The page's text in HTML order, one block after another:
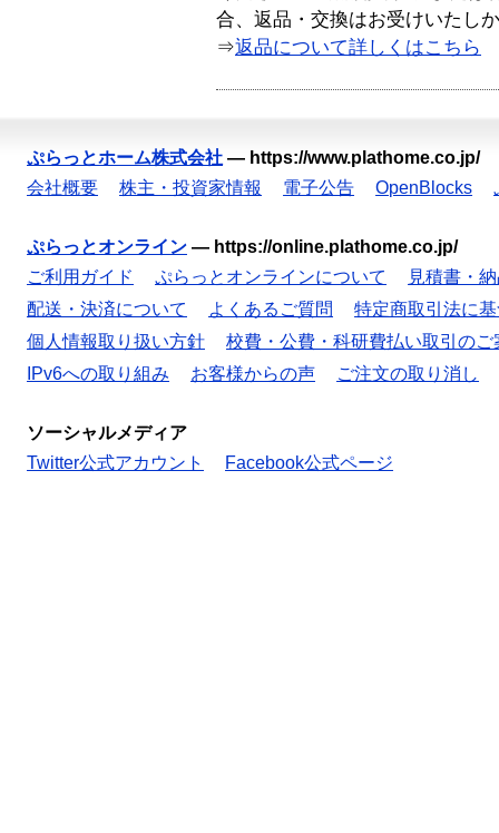
合、返品・交換はお受けいたし
⇒返品について詳しくはこちら
ぷらっとホーム株式会社 — https://www.plathome.co.jp/
会社概要
株主・投資家情報 電子公告 OpenBlocks
ぷらっとオンライン — https://online.plathome.co.jp/
ご利用ガイド
ぷらっとオンラインについて
見積書・
配送・決済について
よくあるご質問
特定商取引法に
個人情報取り扱い方針
校費・公費・科研費払い取引のご
IPv6への取り組み
お客様からの声 ご注文の取り消し
ソーシャルメディア
Twitter公式アカウント
Facebook公式ページ